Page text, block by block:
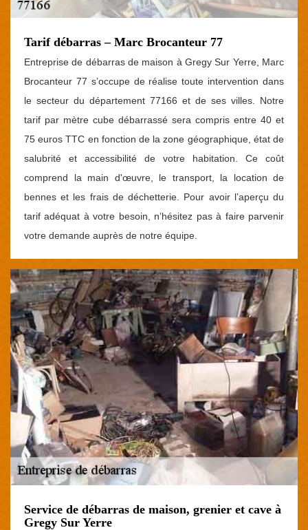
Tarif débarras – Marc Brocanteur 77
Entreprise de débarras de maison à Gregy Sur Yerre, Marc
Brocanteur 77 s’occupe de réalise toute intervention dans
le secteur du département 77166 et de ses villes. Notre
tarif par mètre cube débarrassé sera compris entre 40 et
75 euros TTC en fonction de la zone géographique, état de
salubrité et accessibilité de votre habitation. Ce coût
comprend la main d'œuvre, le transport, la location de
bennes et les frais de déchetterie. Pour avoir l’aperçu du
tarif adéquat à votre besoin, n’hésitez pas à faire parvenir
votre demande auprès de notre équipe.
Service de débarras de maison, grenier et cave à
Gregy Sur Yerre